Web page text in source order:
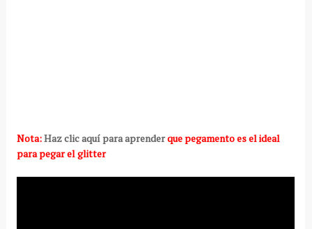
Nota:Haz clic aquí para aprenderque pegamento es el ideal
para pegar el glitter